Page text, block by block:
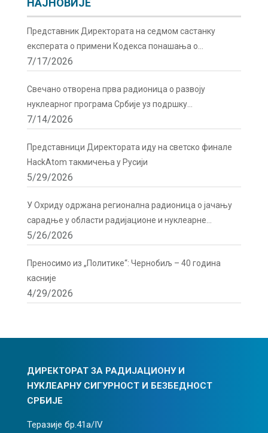
НАЈНОВИЈЕ
Представник Директората на седмом састанку
експерата о примени Кодекса понашања о
сигурности и безбедности радиоактивних извора у
7/17/2026
Свечано отворена прва радионица о развоју
нуклеарног програма Србије уз подршку
Директората
7/14/2026
Представници Директората иду на светско финале
HackAtom такмичења у Русији
5/29/2026
У Охриду одржана регионална радионица о јачању
сарадње у области радијационе и нуклеарне
сигурности
5/26/2026
Преносимо из „Политике“: Чернобиљ – 40 година
касније
4/29/2026
ДИРЕКТОРАТ ЗА РАДИЈАЦИОНУ И
НУКЛЕАРНУ СИГУРНОСТ И БЕЗБЕДНОСТ
СРБИЈЕ
Теразије бр.41а/IV